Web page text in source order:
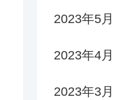
2023年5月
2023年4月
2023年3月